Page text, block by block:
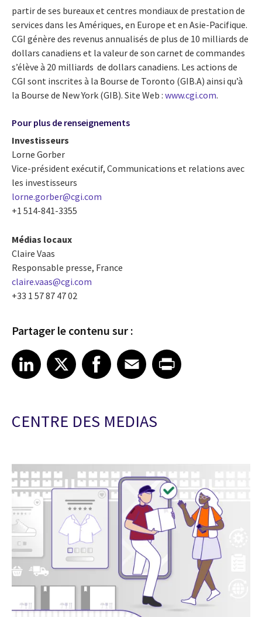
partir de ses bureaux et centres mondiaux de prestation de
services dans les Amériques, en Europe et en Asie-Pacifique.
CGI génère des revenus annualisés de plus de 10 milliards de
dollars canadiens et la valeur de son carnet de commandes
s’élève à 20 milliards de dollars canadiens. Les actions de
CGI sont inscrites à la Bourse de Toronto (GIB.A) ainsi qu’à
la Bourse de New York (GIB). Site Web : www.cgi.com.
Pour plus de renseignements
Investisseurs
Lorne Gorber
Vice-président exécutif, Communications et relations avec
les investisseurs
lorne.gorber@cgi.com
+1 514-841-3355
Médias locaux
Claire Vaas
Responsable presse, France
claire.vaas@cgi.com
+33 1 57 87 47 02
Partager le contenu sur :
Share article on LinkedIn
LinkedIn
Share article on XShare article on Facebook
Facebook
Share article on Email
EmailShare article on Print
CENTRE DES MEDIAS